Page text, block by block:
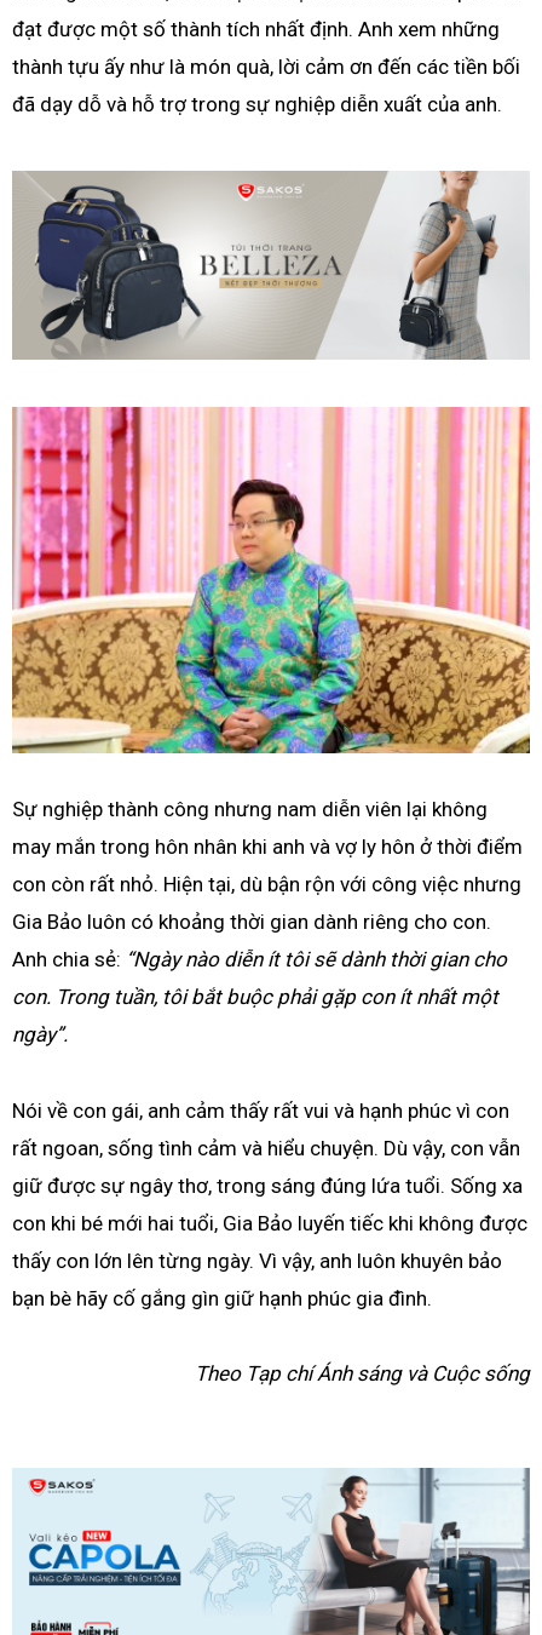
đạt được một số thành tích nhất định. Anh xem những
thành tựu ấy như là món quà, lời cảm ơn đến các tiền bối
đã dạy dỗ và hỗ trợ trong sự nghiệp diễn xuất của anh.
Sự nghiệp thành công nhưng nam diễn viên lại không
may mắn trong hôn nhân khi anh và vợ ly hôn ở thời điểm
con còn rất nhỏ. Hiện tại, dù bận rộn với công việc nhưng
Gia Bảo luôn có khoảng thời gian dành riêng cho con.
Anh chia sẻ: “Ngày nào diễn ít tôi sẽ dành thời gian cho
con. Trong tuần, tôi bắt buộc phải gặp con ít nhất một
ngày”.
Nói về con gái, anh cảm thấy rất vui và hạnh phúc vì con
rất ngoan, sống tình cảm và hiểu chuyện. Dù vậy, con vẫn
giữ được sự ngây thơ, trong sáng đúng lứa tuổi. Sống xa
con khi bé mới hai tuổi, Gia Bảo luyến tiếc khi không được
thấy con lớn lên từng ngày. Vì vậy, anh luôn khuyên bảo
bạn bè hãy cố gắng gìn giữ hạnh phúc gia đình.
Theo Tạp chí Ánh sáng và Cuộc sống